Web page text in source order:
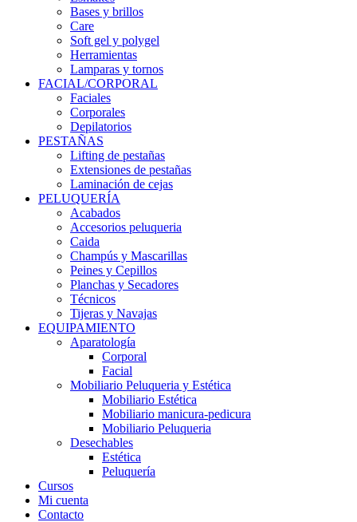
Bases y brillos
Care
Soft gel y polygel
Herramientas
Lamparas y tornos
FACIAL/CORPORAL
Faciales
Corporales
Depilatorios
PESTAÑAS
Lifting de pestañas
Extensiones de pestañas
Laminación de cejas
PELUQUERÍA
Acabados
Accesorios peluqueria
Caida
Champús y Mascarillas
Peines y Cepillos
Planchas y Secadores
Técnicos
Tijeras y Navajas
EQUIPAMIENTO
Aparatología
Corporal
Facial
Mobiliario Peluqueria y Estética
Mobiliario Estética
Mobiliario manicura-pedicura
Mobiliario Peluqueria
Desechables
Estética
Peluquería
Cursos
Mi cuenta
Contacto